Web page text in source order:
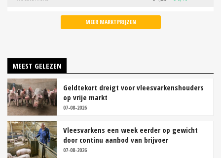
MEER MARKTPRIJZEN
MEEST GELEZEN
Geldtekort dreigt voor vleesvarkenshouders
op vrije markt
07-08-2026
Vleesvarkens een week eerder op gewicht
door continu aanbod van brijvoer
07-08-2026